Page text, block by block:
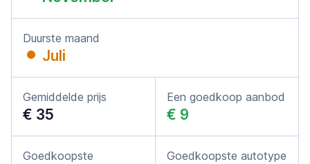
Duurste maand
Juli
Gemiddelde prijs
€ 35
Een goedkoop aanbod
€ 9
Goedkoopste
Goedkoopste autotype